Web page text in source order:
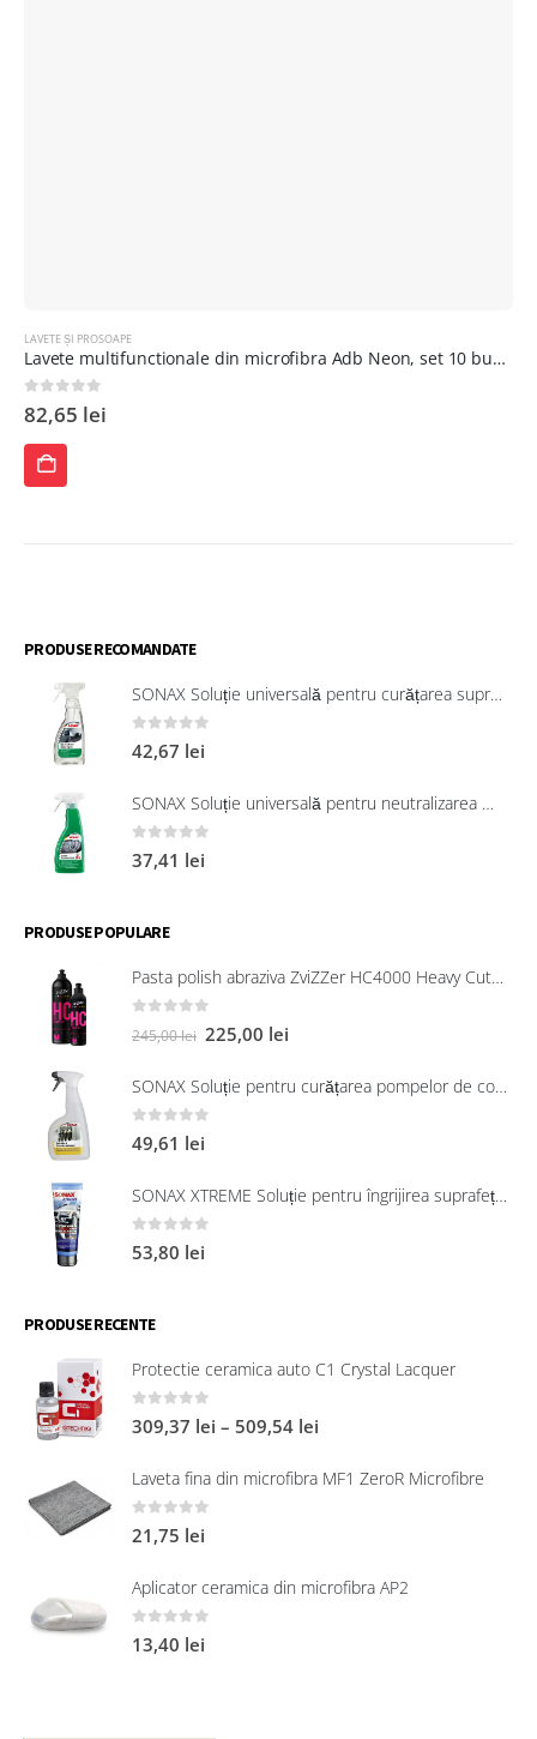
LAVETE ȘI PROSOAPE
Lavete multifunctionale din microfibra Adb Neon, set 10 bucati
0out of 5
82,65 lei
ÎN
PRODUSE RECOMANDATE
SONAX Soluție universală pentru curățarea suprafețelor interioare 321200
0 out of 5
42,67 lei
SONAX Soluție universală pentru neutralizarea mirosurilor neplăcute
0out of 5
37,41 lei
PRODUSE POPULARE
Pasta polish abraziva ZviZZer HC4000 Heavy Cut 750 ml
245,00lei 225,00 lei
SONAX Soluție pentru curățarea pompelor de combustibil, 750 ml
0 out of 5
49,61 lei
SONAX XTREME Soluție pentru îngrijirea suprafețelor exterioare din plastic 250 ml
0 out of 5
53,80 lei
PRODUSE RECENTE
Protectie ceramica auto C1 Crystal Lacquer
0 out of 5
309,37 lei – 509,54 lei
Laveta fina din microfibra MF1 ZeroR Microfibre
0 out of 5
21,75 lei
Aplicator ceramica din microfibra AP2
0 out of 5
13,40 lei